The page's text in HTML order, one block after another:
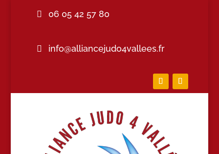
06 05 42 57 80
info@alliancejudo4vallees.fr